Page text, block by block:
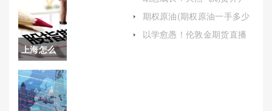
结息(中长
期货款按
什么结息
计算)
上海怎么
买原油期
货(上海怎
环境)
开户的流程）
期权原油(期权原油一手多少
以学愈愚！伦敦金期货直播